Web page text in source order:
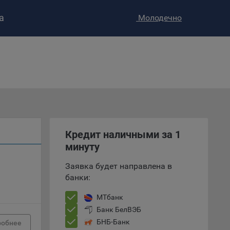
и
Молодечно
Кредит наличными за 1
минуту
Заявка будет направлена в
банки:
МТбанк
Банк БелВЭБ
БНБ-Банк